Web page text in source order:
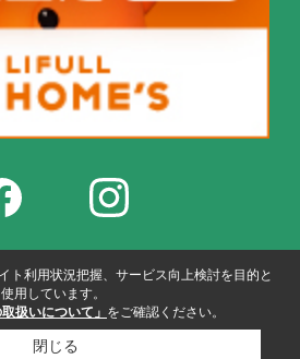
ト利用状況把握、サービス向上検討を目的と
用しています。
扱いについて」 をご確認ください。
閉じる